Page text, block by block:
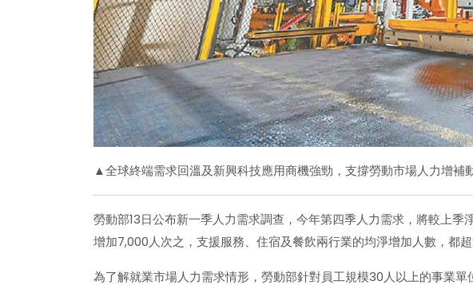
▲全球終端需求回溫及新興科技應用商機強勁，支撐勞動市場人力增補
勞動部13日公布新一季人力需求調查，今年第四季人力需求，將較上
增加7,000人次之，支援服務、住宿及餐飲兩行業的均淨增加人數，都
為了解就業市場人力需求情形，勞動部針對員工規模30人以上的事業單